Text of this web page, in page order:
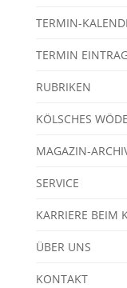
TERMIN-
TERMIN
RUBRIKEN
KÖLSCHES
MAGAZIN-
SERVICE
KARRIERE BEIM
ÜBER UNS
KONTAKT